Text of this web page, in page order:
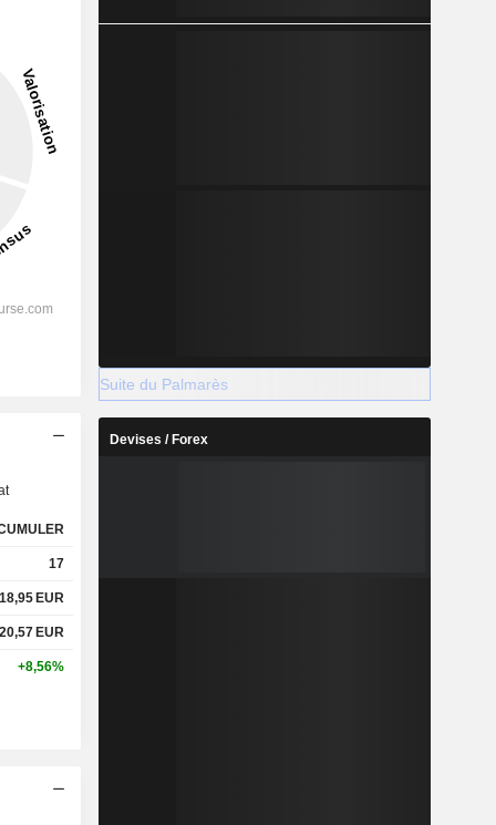
17
18,95 EUR
20,57 EUR
+8,56%
Suite du Palmarès
Devises / Forex